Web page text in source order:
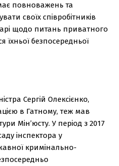
повноважень та
своїх співробітників
щодо питань приватного
їхньої безпосередньої
Сергій Олексієнко,
в Гатному, теж мав
Мін’юсту. У період з 2017
інспектора у
кримінально-